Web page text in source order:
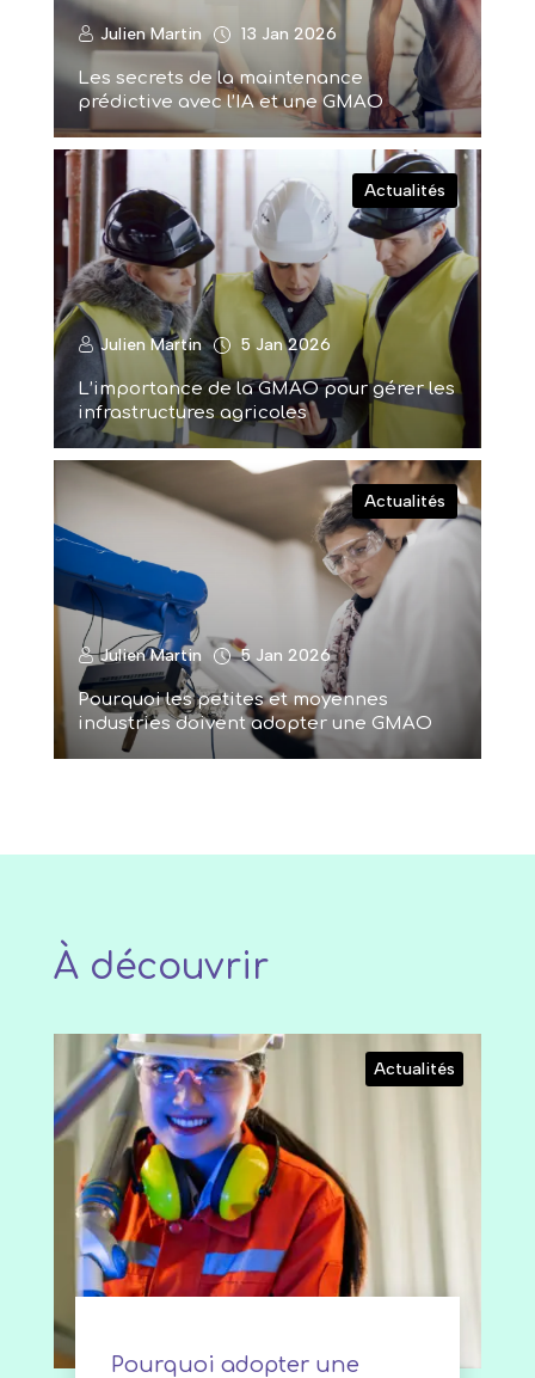
Julien Martin 13 Jan 2026
Les secrets de la maintenance
prédictive avec l’IA et une GMAO
Actualités
Julien Martin 5 Jan 2026
L’importance de la GMAO pour gérer les
infrastructures agricoles
Actualités
Julien Martin 5 Jan 2026
Pourquoi les petites et moyennes
industries doivent adopter une GMAO
À découvrir
Actualités
Pourquoi adopter une